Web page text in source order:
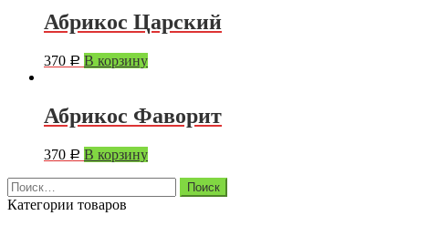
Абрикос Царский
370 Р В корзину
Абрикос Фаворит
370 Р В корзину
Найти:
Категории товаров